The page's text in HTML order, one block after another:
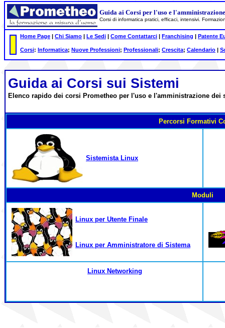
Guida ai Corsi per l'uso e
Corsi di informatica pratici, efficaci, intensivi.
Home Page | Chi Siamo | Le Sedi | Come Contattarci | Franchising | Patente
Corsi: Informatica; Nuove Professioni; Professionali; Crescita; Calendario |
Guida ai Corsi sui Sistemi
Elenco rapido dei corsi Prometheo per l'uso e l'amministrazione dei
Percorsi Formativi
Sistemista Linux
Moduli
Linux per Utente Finale
Linux per Amministratore di Sistema
Linux Networking